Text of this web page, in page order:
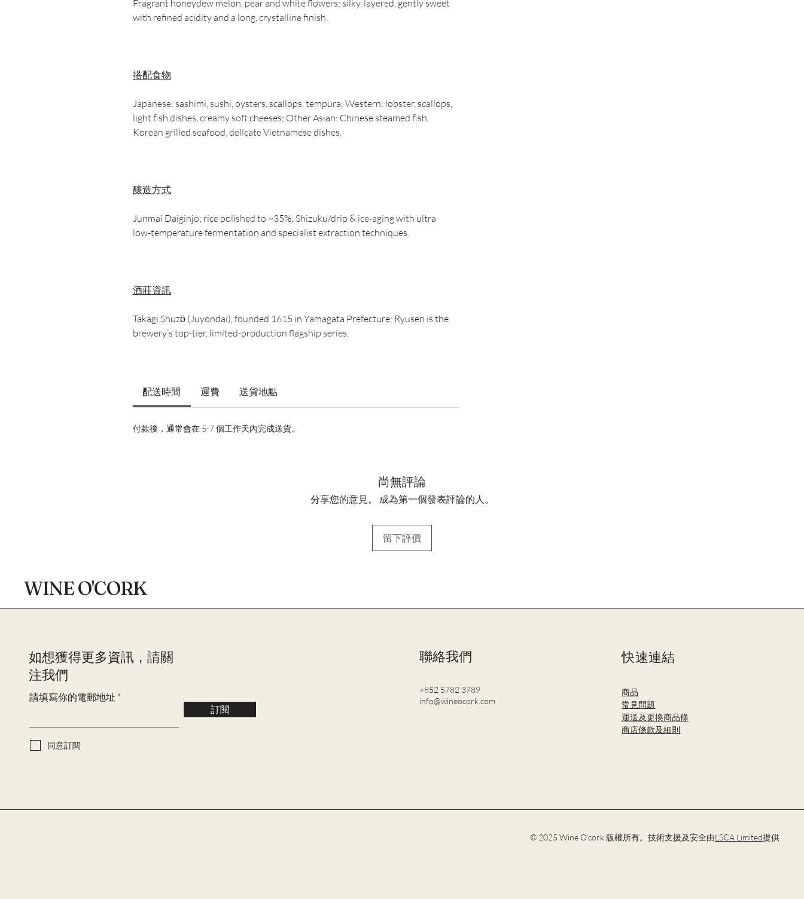
Fragrant honeydew melon, pear and white flowers; silky, layered, gently sweet
with refined acidity and a long, crystalline finish.
搭配食物
Japanese: sashimi, sushi, oysters, scallops, tempura; Western: lobster, scallops,
light fish dishes, creamy soft cheeses; Other Asian: Chinese steamed fish,
Korean grilled seafood, delicate Vietnamese dishes.
釀造方式
Junmai Daiginjo; rice polished to ~35%; Shizuku/drip & ice‑aging with ultra
low‑temperature fermentation and specialist extraction techniques.
酒莊資訊
Takagi Shuzō (Juyondai), founded 1615 in Yamagata Prefecture; Ryusen is the
brewery’s top-tier, limited-production flagship series.
配送時間 運費 送貨地點
付款後，通常會在 5-7 個工作天內完成送貨。
尚無評論
分享您的意見。 成為第一個發表評論的人。
留下評價
WINE O'CORK
​如想獲得更多資訊，請關
注我們
請填寫你的電郵地址
訂閱
同意訂閱
聯絡我們
+852 5782 3789
info@wineocork.com
快速連結
商品
​常見問題
運送及更換商品條
商店條款及細則
© 2025 Wine O'cork 版權所有。技術支援及安全由LSCA Limited提供